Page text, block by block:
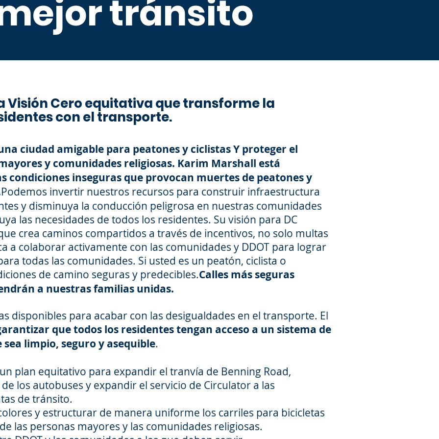
tránsito
Visión Cero equitativa que transforme la
con el transporte.
ciudad amigable para peatones y ciclistas Y proteger el
y comunidades religiosas. Karim Marshall está
condiciones inseguras que provocan muertes de peatones y
Podemos invertir nuestros recursos para construir infraestructura
y disminuya la conducción peligrosa en nuestras comunidades
las necesidades de todos los residentes. Su visión para DC
crea caminos compartidos a través de incentivos, no solo multas
a colaborar activamente con las comunidades y DDOT para lograr
todas las comunidades. Si usted es un peatón, ciclista o
de camino seguras y predecibles.Calles más seguras
a nuestras familias unidas.
disponibles para acabar con las desigualdades en el transporte. El
que todos los residentes tengan acceso a un sistema de
limpio, seguro y asequible.
plan equitativo para expandir el tranvía de Benning Road,
los autobuses y expandir el servicio de Circulator a las
de tránsito.
y estructurar de manera uniforme los carriles para bicicletas
las personas mayores y las comunidades religiosas.